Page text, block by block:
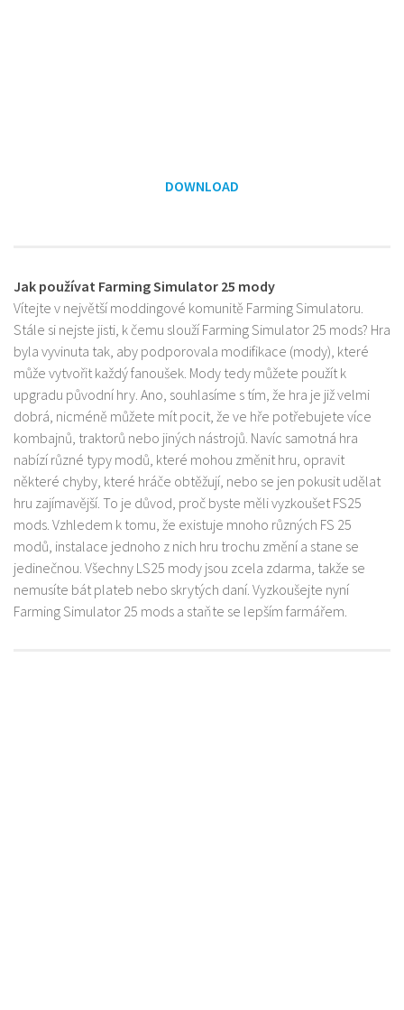
DOWNLOAD
Jak používat Farming Simulator 25 mody
Vítejte v největší moddingové komunitě Farming Simulatoru.
Stále si nejste jisti, k čemu slouží Farming Simulator 25 mods? Hra
byla vyvinuta tak, aby podporovala modifikace (mody), které
může vytvořit každý fanoušek. Mody tedy můžete použít k
upgradu původní hry. Ano, souhlasíme s tím, že hra je již velmi
dobrá, nicméně můžete mít pocit, že ve hře potřebujete více
kombajnů, traktorů nebo jiných nástrojů. Navíc samotná hra
nabízí různé typy modů, které mohou změnit hru, opravit
některé chyby, které hráče obtěžují, nebo se jen pokusit udělat
hru zajímavější. To je důvod, proč byste měli vyzkoušet FS25
mods. Vzhledem k tomu, že existuje mnoho různých FS 25
modů, instalace jednoho z nich hru trochu změní a stane se
jedinečnou. Všechny LS25 mody jsou zcela zdarma, takže se
nemusíte bát plateb nebo skrytých daní. Vyzkoušejte nyní
Farming Simulator 25 mods a staňte se lepším farmářem.